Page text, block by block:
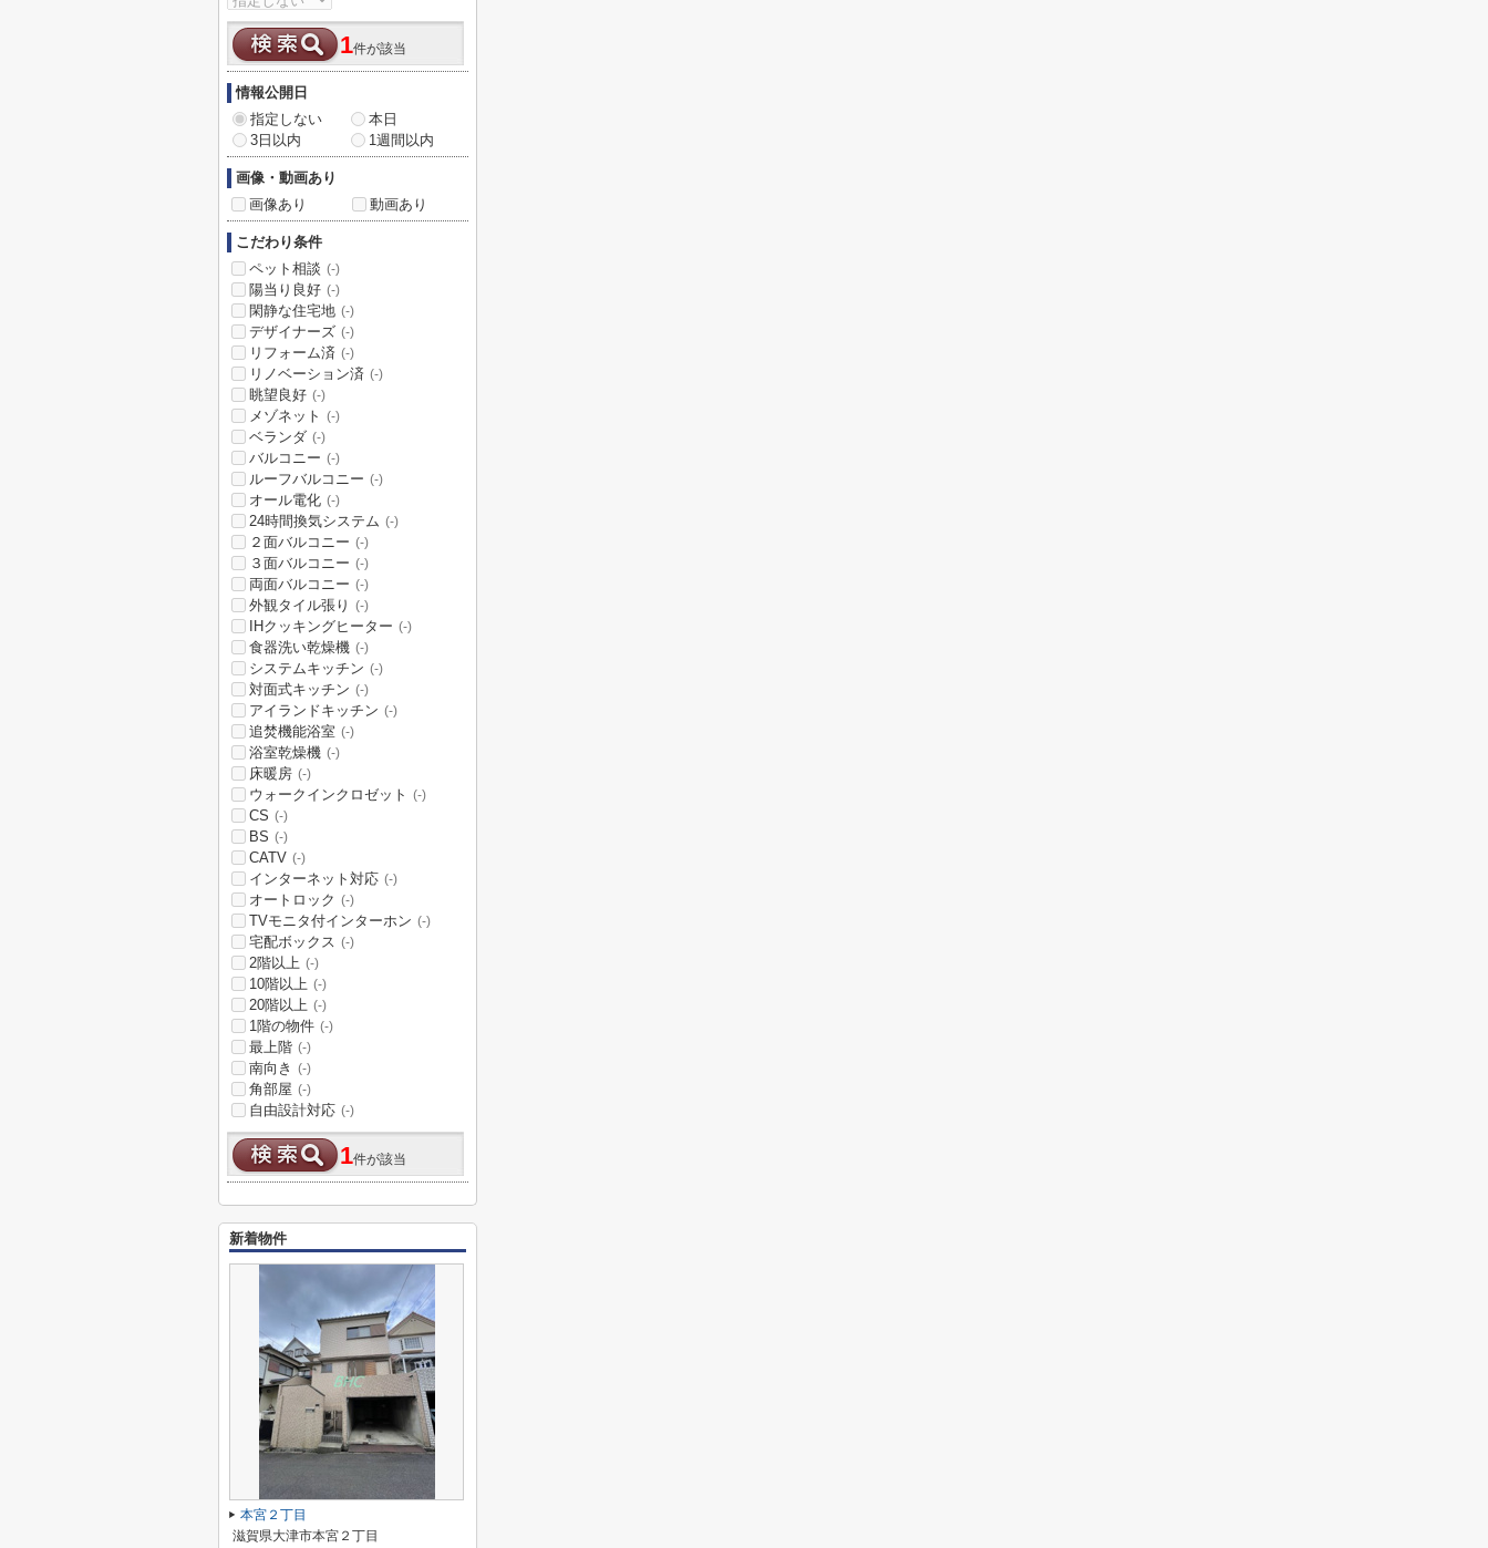
1件が該当
情報公開日
指定しない
本日
3日以内
1週間以内
画像・動画あり
画像あり
動画あり
こだわり条件
ペット相談 (-)
陽当り良好 (-)
閑静な住宅地 (-)
デザイナーズ (-)
リフォーム済 (-)
リノベーション済 (-)
眺望良好 (-)
メゾネット (-)
ベランダ (-)
バルコニー (-)
ルーフバルコニー (-)
オール電化 (-)
24時間換気システム (-)
２面バルコニー (-)
３面バルコニー (-)
両面バルコニー (-)
外観タイル張り (-)
IHクッキングヒーター (-)
食器洗い乾燥機 (-)
システムキッチン (-)
対面式キッチン (-)
アイランドキッチン (-)
追焚機能浴室 (-)
浴室乾燥機 (-)
床暖房 (-)
ウォークインクロゼット (-)
CS (-)
BS (-)
CATV (-)
インターネット対応 (-)
オートロック (-)
TVモニタ付インターホン (-)
宅配ボックス (-)
2階以上 (-)
10階以上 (-)
20階以上 (-)
1階の物件 (-)
最上階 (-)
南向き (-)
角部屋 (-)
自由設計対応 (-)
1件が該当
新着物件
本宮２丁目
滋賀県大津市本宮２丁目